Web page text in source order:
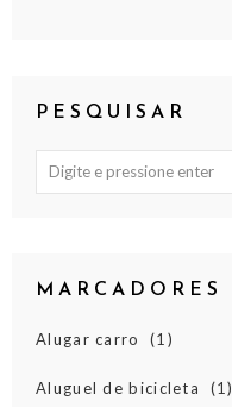
PESQUISAR
MARCADORES
Alugar carro (1)
Aluguel de bicicleta (1)